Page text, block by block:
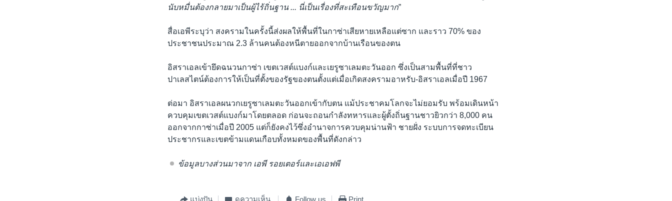
นับหมื่นต้องกลายมาเป็นผู้ไร้ถิ่นฐาน ... นี่เป็นเรื่องที่สะเทือนขวัญมาก”
สื่อเอพีระบุว่า สงครามในครั้งนี้ส่งผลให้พื้นที่ในกาซ่าเสียหายเหลือแต่ซาก และราว 70% ของ
ประชาชนประมาณ 2.3 ล้านคนต้องหนีตายออกจากบ้านเรือนของตน
อิสราเอลเข้ายึดฉนวนกาซ่า เขตเวสต์แบงก์และเยรูซาเลมตะวันออก ซึ่งเป็นสามพื้นที่ที่ชาว
ปาเลสไตน์ต้องการให้เป็นที่ตั้งของรัฐของตนตั้งแต่เมื่อเกิดสงครามอาหรับ-อิสราเอลเมื่อปี 1967
ต่อมา อิสราเอลผนวกเยรูซาเลมตะวันออกเข้ากับตน แม้ประชาคมโลกจะไม่ยอมรับ พร้อมเดินหน้า
ควบคุมเขตเวสต์แบงก์มาโดยตลอด ก่อนจะถอนกำลังทหารและผู้ตั้งถิ่นฐานชาวยิวกว่า 8,000 คน
ออกจากกาซ่าเมื่อปี 2005 แต่ก็ยังคงไว้ซึ่งอำนาจการควบคุมน่านฟ้า ชายฝั่ง ระบบการจดทะเบียน
ประชากรและเขตข้ามแดนเกือบทั้งหมดของพื้นที่ดังกล่าว
ข้อมูลบางส่วนมาจาก เอพี รอยเตอร์และเอเอฟพี